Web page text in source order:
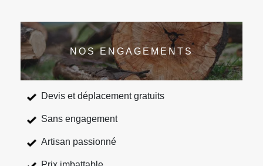
NOS ENGAGEMENTS
Devis et déplacement gratuits
Sans engagement
Artisan passionné